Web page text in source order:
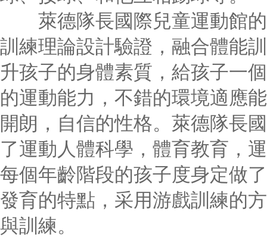
萊德隊長國際兒童運動館的
訓練理論設計驗證，融合體能
升孩子的身體素質，給孩子一
的運動能力，不錯的環境適應
開朗，自信的性格。萊德隊長
了運動人體科學，體育教育，
每個年齡階段的孩子度身定做
發育的特點，采用游戲訓練的
與訓練。